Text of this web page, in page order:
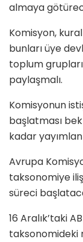
almaya
Komisyon,
bunları üye
toplum
paylaşmalı.
Komisyonun
başlatması
kadar
Avrupa
taksonomiye
süreci
16 Aralık’taki
taksonomideki